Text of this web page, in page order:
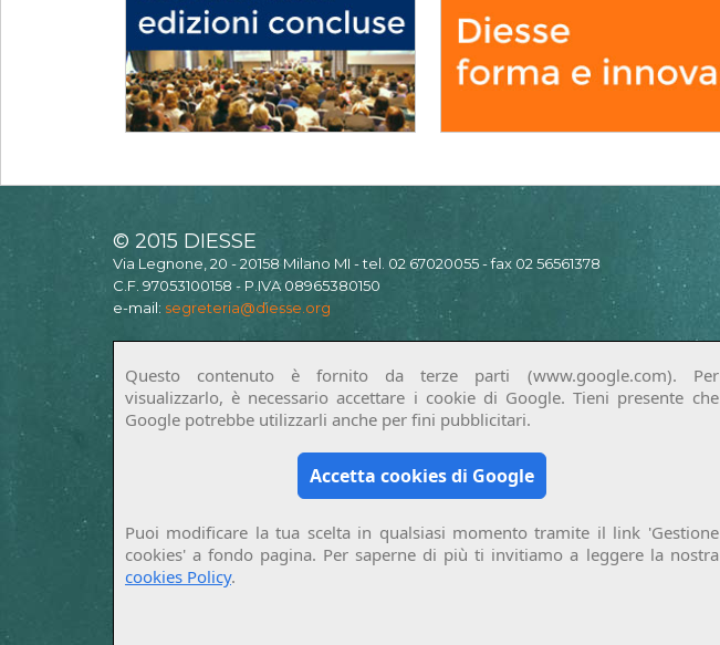
© 2015 DIESSE
Via Legnone, 20 - 20158 Milano MI - tel. 02 67020055 - fax 02 56561378
C.F. 97053100158 - P.IVA 08965380150
e-mail: segreteria@diesse.org
Questo contenuto è fornito da terze parti (www.google.com). Per
visualizzarlo, è necessario accettare i cookie di Google. Tieni presente che
Google potrebbe utilizzarli anche per fini pubblicitari.
Accetta cookies di Google
Puoi modificare la tua scelta in qualsiasi momento tramite il link 'Gestione
cookies' a fondo pagina. Per saperne di più ti invitiamo a leggere la nostra
cookies Policy.